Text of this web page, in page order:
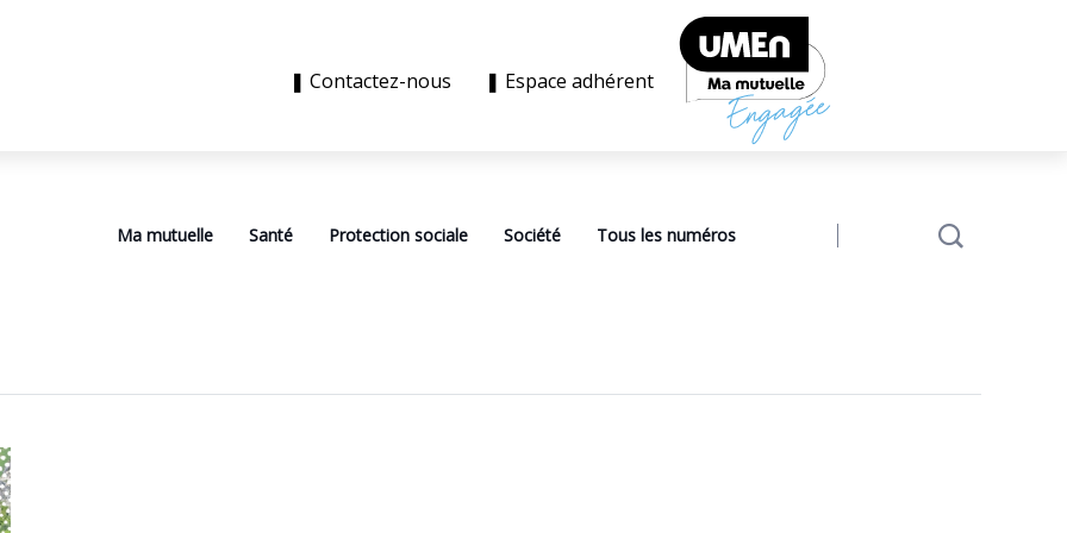
❚ Contactez-nous ❚ Espace adhérent
Ma mutuelle Santé Protection sociale Société Tous les numéros